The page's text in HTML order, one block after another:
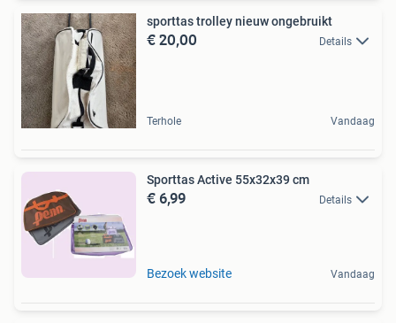
sporttas trolley nieuw ongebruikt
€ 20,00 Details
Terhole Vandaag
Sporttas Active 55x32x39 cm
€ 6,99 Details
Bezoek website Vandaag